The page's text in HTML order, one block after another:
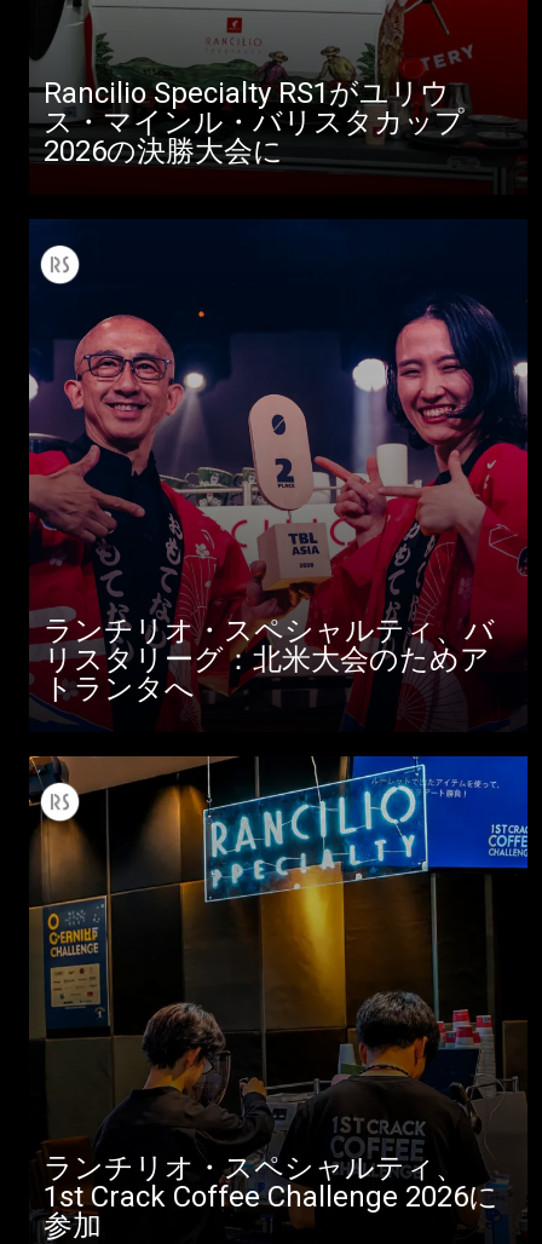
Rancilio Specialty RS1がユリウ
ス・マインル・バリスタカップ
2026の決勝大会に
ランチリオ・スペシャルティ、バ
リスタリーグ：北米大会のためア
トランタへ
ランチリオ・スペシャルティ、
1st Crack Coffee Challenge 2026に
参加
製品情報
ダウンロード
もっと見る